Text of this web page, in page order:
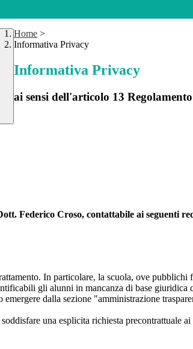
Home >
Informativa Privacy
Informativa Privacy
ai sensi dell'articolo 13
Federico Croso, contattabile ai seguenti
In particolare, la scuola, ove pubblichi
gli alunni in mancanza di base giuridica
dalla sezione "amministrazione
una esplicita richiesta precontrattuale